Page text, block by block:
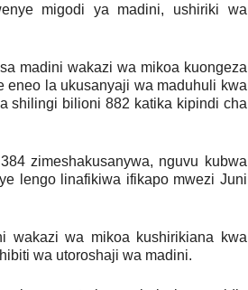
migodi ya madini, ushiriki wa
madini wakazi wa mikoa kuongeza
eneo la ukusanyaji wa maduhuli kwa
shilingi bilioni 882 katika kipindi cha
zimeshakusanywa, nguvu kubwa
lengo linafikiwa ifikapo mwezi Juni
wakazi wa mikoa kushirikiana kwa
wa utoroshaji wa madini.